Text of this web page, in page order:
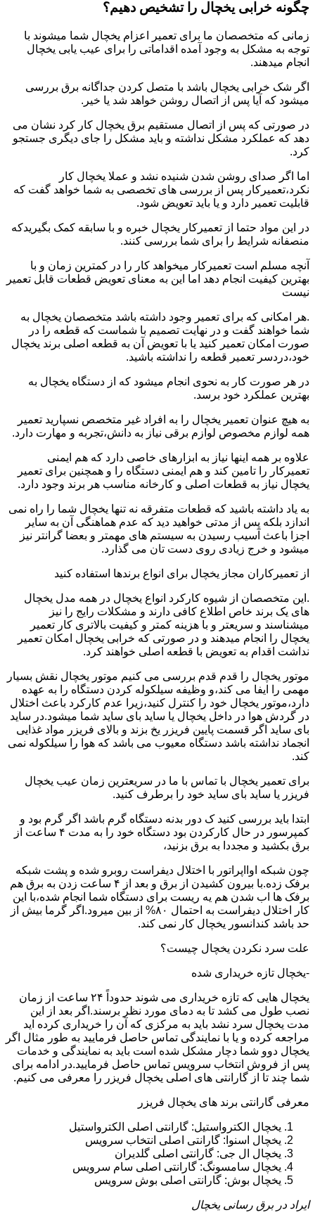
چگونه خرابی یخچال را تشخیص دهیم؟
زمانی که متخصصان ما برای تعمیر اعزام یخچال شما میشوند با
توجه به مشکل به وجود آمده اقداماتی را برای عیب یابی یخچال
انجام میدهند.
اگر شک خرابی یخچال باشد با متصل کردن جداگانه برق بررسی
میشود که آیا پس از اتصال روشن خواهد شد یا خیر.
در صورتی که پس از اتصال مستقیم برق یخچال کار کرد نشان می
دهد که عملکرد مشکل نداشته و باید مشکل را جای دیگری جستجو
کرد.
اما اگر صدای روشن شدن شنیده نشد و عملا یخچال کار
نکرد،تعمیرکار پس از بررسی های تخصصی به شما خواهد گفت که
قابلیت تعمیر دارد و یا باید تعویض شود.
در این مواد حتما از تعمیرکار یخچال خبره و با سابقه کمک بگیریدکه
منصفانه شرایط را برای شما بررسی کنند.
آنچه مسلم است تعمیرکار میخواهد کار را در کمترین زمان و با
بهترین کیفیت انجام دهد اما این به معنای تعویض قطعات قابل تعمیر
نیست
.هر امکانی که برای تعمیر وجود داشته باشد متخصصان یخچال به
شما خواهند گفت و در نهایت تصمیم با شماست که قطعه را در
صورت امکان تعمیر کنید یا با تعویض آن به قطعه اصلی برند یخچال
خود،دردسر تعمیر قطعه را نداشته باشید.
در هر صورت کار به نحوی انجام میشود که از دستگاه یخچال به
بهترین عملکرد خود برسد.
به هیچ عنوان تعمیر یخچال را به افراد غیر متخصص نسپارید تعمیر
همه لوازم مخصوص لوازم برقی نیاز به دانش،تجربه و مهارت دارد.
علاوه بر همه اینها نیاز به ابزارهای خاصی دارد که هم ایمنی
تعمیرکار را تامین کند و هم ایمنی دستگاه را و همچنین برای تعمیر
یخچال نیاز به قطعات اصلی و کارخانه مناسب هر برند وجود دارد.
به یاد داشته باشید که قطعات متفرقه نه تنها یخچال شما را راه نمی
اندازد بلکه پس از مدتی خواهید دید که عدم هماهنگی آن به سایر
اجزا باعث آسیب رسیدن به سیستم های مهمتر و بعضا گرانتر نیز
میشود و خرج زیادی روی دست تان می گذارد.
از تعمیرکاران مجاز یخچال برای انواع برندها استفاده کنید
.این متخصصان از شیوه کارکرد انواع یخچال در همه مدل یخچال
های یک برند خاص اطلاع کافی دارند و مشکلات رایج را نیز
میشناسند و سریعتر و با هزینه کمتر و کیفیت بالاتری کار تعمیر
یخچال را انجام میدهند و در صورتی که خرابی یخچال امکان تعمیر
نداشت اقدام به تعویض با قطعه اصلی خواهند کرد.
موتور یخچال را قدم قدم بررسی می کنیم موتور یخچال نقش بسیار
مهمی را ایفا می کند،و وظیفه سیلکوله کردن دستگاه را به عهده
دارد،موتور یخچال خود را کنترل کنید،زیرا عدم کارکرد باعث اختلال
در گردش هوا در داخل یخچال یا ساید بای ساید شما میشود.در ساید
بای ساید اگر قسمت پایین فریزر یخ بزند و بالای فریزر مواد غذایی
انجماد نداشته باشد دستگاه معیوب می باشد که هوا را سیلکوله نمی
کند.
برای تعمیر یخچال با تماس با ما در سریعترین زمان عیب یخچال
فریزر یا ساید بای ساید خود را برطرف کنید.
ابتدا باید بررسی کنید ک دور بدنه دستگاه گرم باشد اگر گرم بود و
کمپرسور در حال کارکردن بود دستگاه خود را به مدت ۴ ساعت از
برق بکشید و مجددا به برق بزنید،
چون شبکه اوااپراتور با اختلال دیفراست روبرو شده و پشت شبکه
برفک زده.با بیرون کشیدن از برق و بعد از ۴ ساعت زدن به برق هم
برفک ها اب شدن هم یه ریست برای دستگاه شما انجام شده،با این
کار اختلال دیفراست به احتمال ۸۰% از بین میرود.اگر گرما بیش از
حد باشد کندانسور یخچال کار نمی کند.
علت سرد نکردن یخچال چیست؟
-یخچال تازه خریداری شده
یخچال هایی که تازه خریداری می شوند حدوداً ۲۴ ساعت از زمان
نصب طول می کشد تا به دمای مورد نظر برسند.اگر بعد از این
مدت یخچال سرد نشد باید به مرکزی که آن را خریداری کرده اید
مراجعه کرده و یا با نمایندگی تماس حاصل فرمایید به طور مثال اگر
یخچال دوو شما دچار مشکل شده است باید به نمایندگی و خدمات
پس از فروش انتخاب سرویس تماس حاصل فرمایید.در ادامه برای
شما چند تا از گارانتی های اصلی یخچال فریزر را معرفی می کنیم.
معرفی گارانتی برند های یخچال فریزر
یخچال الکترواستیل: گارانتی اصلی الکترواستیل
یخچال اسنوا: گارانتی اصلی انتخاب سرویس
یخچال ال جی: گارانتی اصلی گلدیران
یخچال سامسونگ: گارانتی اصلی سام سرویس
یخچال بوش: گارانتی اصلی بوش سرویس
ایراد در برق رسانی یخچال